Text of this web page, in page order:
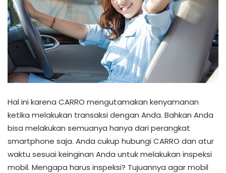
Hal ini karena CARRO mengutamakan kenyamanan
ketika melakukan transaksi dengan Anda. Bahkan Anda
bisa melakukan semuanya hanya dari perangkat
smartphone saja. Anda cukup hubungi CARRO dan atur
waktu sesuai keinginan Anda untuk melakukan inspeksi
mobil. Mengapa harus inspeksi? Tujuannya agar mobil